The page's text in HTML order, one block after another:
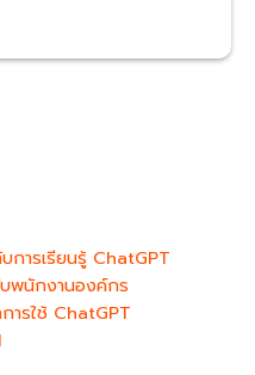
การเรียนรู้ ChatGPT
พนักงานองค์กร
ารใช้ ChatGPT